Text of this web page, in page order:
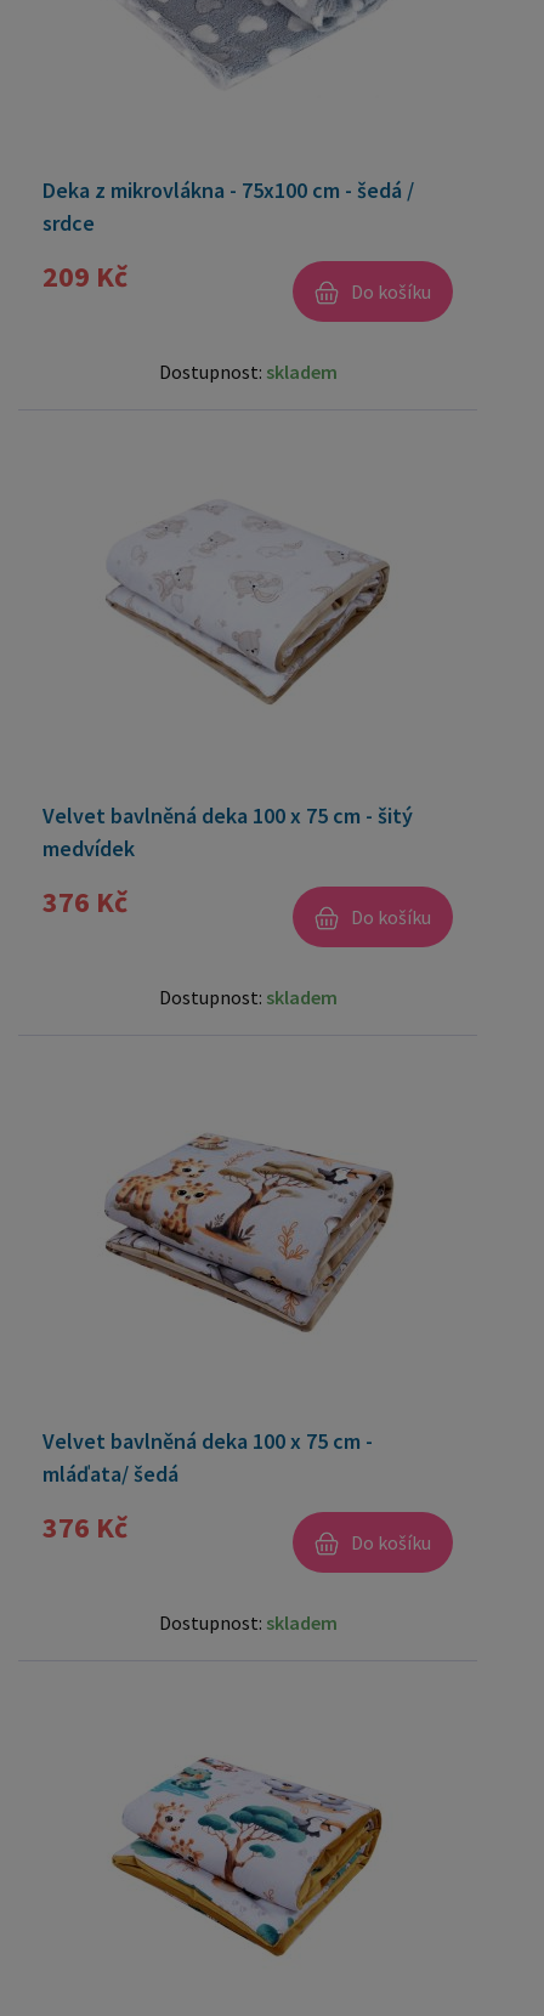
Deka z mikrovlákna - 75x100 cm - šedá /
srdce
209 Kč Do košíku
Dostupnost: skladem
Velvet bavlněná deka 100 x 75 cm - šitý
medvídek
376 Kč Do košíku
Dostupnost: skladem
Velvet bavlněná deka 100 x 75 cm -
mláďata/ šedá
376 Kč Do košíku
Dostupnost: skladem